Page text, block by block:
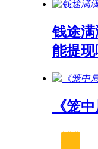
钱途
能提现
《笼